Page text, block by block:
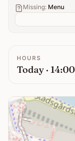
Missing: Menu
HOURS
Today ·